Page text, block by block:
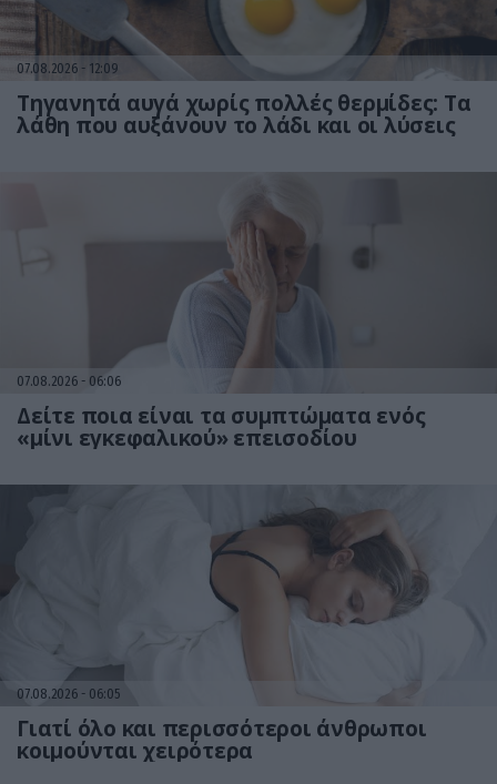
07.08.2026 12:09
Τηγανητά αυγά χωρίς πολλές θερμίδες: Τα
λάθη που αυξάνουν το λάδι και οι λύσεις
07.08.2026 06:06
Δείτε ποια είναι τα συμπτώματα ενός
«μίνι εγκεφαλικού» επεισοδίου
07.08.2026 06:05
Γιατί όλο και περισσότεροι άνθρωποι
κοιμούνται χειρότερα